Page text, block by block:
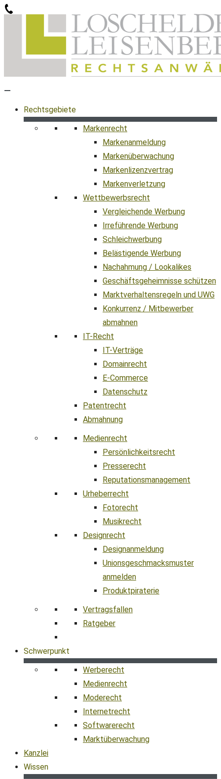
Zum
Rechtsgebiete
Markenrecht
Markenanmeldung
Markenüberwachung
Markenlizenzvertrag
Markenverletzung
Wettbewerbsrecht
Vergleichende Werbung
Irreführende Werbung
Schleichwerbung
Belästigende Werbung
Nachahmung / Lookalikes
Geschäftsgeheimnisse schützen
Marktverhaltensregeln und UWG
Konkurrenz / Mitbewerber
abmahnen
IT-Recht
IT-Verträge
Domainrecht
E-Commerce
Datenschutz
Patentrecht
Abmahnung
Medienrecht
Persönlichkeitsrecht
Presserecht
Reputationsmanagement
Urheberrecht
Fotorecht
Musikrecht
Designrecht
Designanmeldung
Unionsgeschmacksmuster
anmelden
Produktpiraterie
Vertragsfallen
Ratgeber
Schwerpunkt
Werberecht
Medienrecht
Moderecht
Internetrecht
Softwarerecht
Marktüberwachung
Kanzlei
Wissen